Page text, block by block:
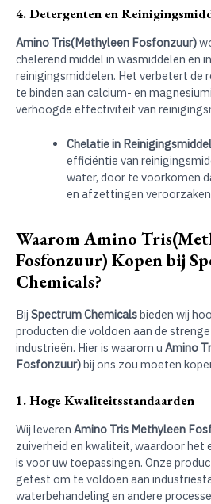
4. Detergenten en
Amino Tris(Methyleen Fosfonzuur)
chelerend middel in wasmiddelen en
reinigingsmiddelen. Het verbetert de
te binden aan calcium- en
verhoogde effectiviteit van
Chelatie in
efficiëntie van
water, door te voorkomen
en afzettingen
Waarom Amino
Fosfonzuur) Kopen bij
Chemicals?
Bij Spectrum Chemicalsbieden wij
producten die voldoen aan de
industrieën. Hier is waarom u Amino
Fosfonzuur)bij ons zou moeten
1. Hoge Kwaliteitsstandaarden
Wij leveren Amino Tris Methyleen
zuiverheid en kwaliteit, waardoor
is voor uw toepassingen. Onze
getest om te voldoen aan
waterbehandeling en andere